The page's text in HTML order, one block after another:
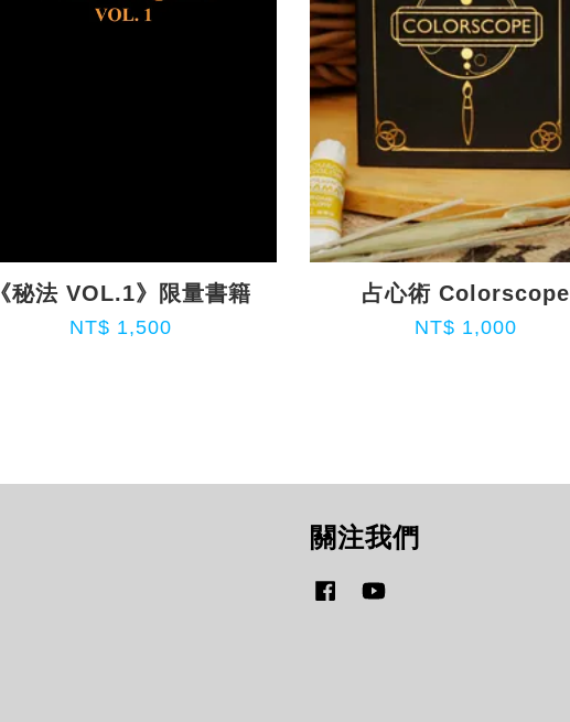
《秘法 VOL.1》限量書籍
NT$ 1,500
占心術 Colorscope
NT$ 1,000
關注我們
Facebook